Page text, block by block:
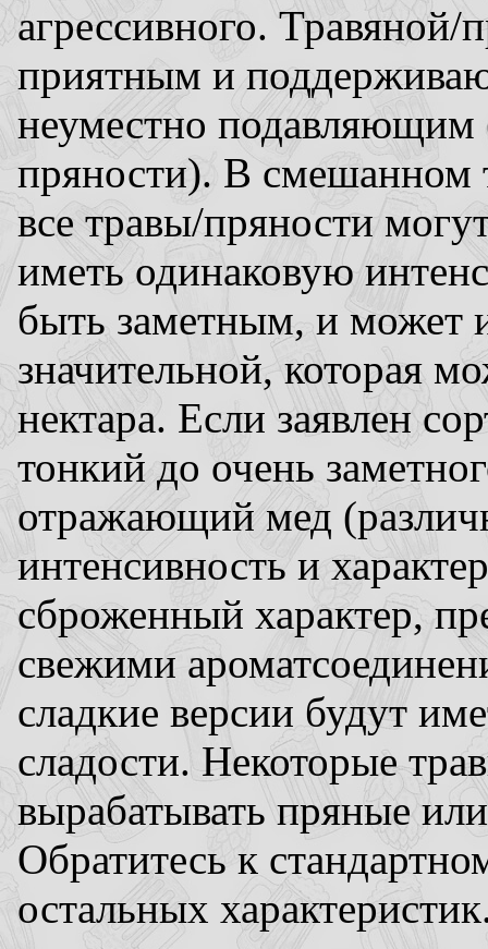
агрессивного.
приятным и
неуместно подавляющим
пряности). В смешанном
все травы/пряности
иметь одинаковую
быть заметным, и может
значительной, которая
нектара. Если заявлен
тонкий до очень
отражающий мед
интенсивность и
сброженный характер,
свежими
сладкие версии будут
сладости. Некоторые
вырабатывать пряные
Обратитесь к
остальных